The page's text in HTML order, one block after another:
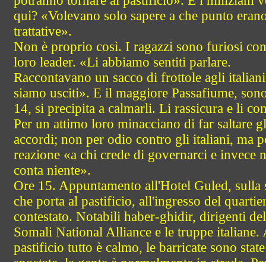
qui? «Volevano solo sapere a che punto
trattative».
Non è proprio così. I ragazzi sono furiosi
loro leader. «Li abbiamo sentiti parlare.
Raccontavano un sacco di frottole agli
siamo usciti». E il maggiore Passafiume,
14, si precipita a calmarli. Li rassicura e li
Per un attimo loro minacciano di far saltare
accordi; non per odio contro gli italiani, ma
reazione «a chi crede di governarci e invece
conta niente».
Ore 15. Appuntamento all'Hotel Guled, sulla
che porta al pastificio, all'ingresso del
contestato. Notabili haber-ghidir, dirigenti del
Somali National Alliance e le truppe italiane.
pastificio tutto è calmo, le barricate sono state